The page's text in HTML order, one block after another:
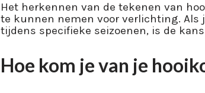
Het herkennen van de tekenen van
te kunnen nemen voor verlichting. Als
tijdens specifieke seizoenen, is de
Hoe kom je van je